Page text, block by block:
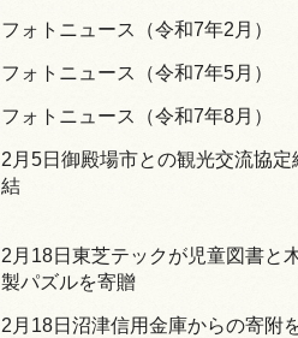
フォトニュース（令和7年2月）
フォトニュース（令和7年5月）
フォトニュース（令和7年8月）
2月5日御殿場市との観光交流協定
結
2月18日東芝テックが児童図書と
製パズルを寄贈
2月18日沼津信用金庫からの寄附